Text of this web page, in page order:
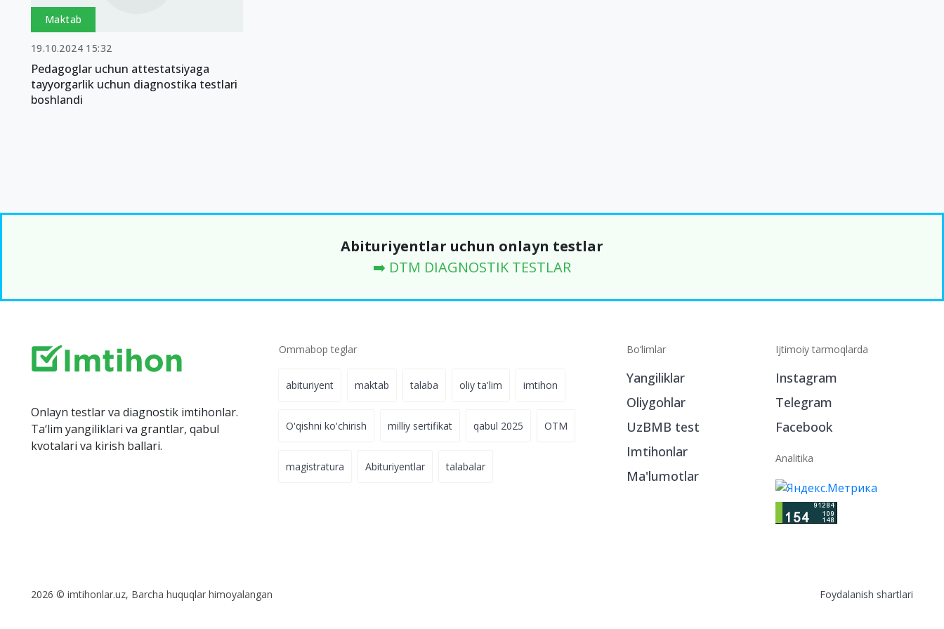
Maktab
19.10.2024 15:32
Pedagoglar uchun attestatsiyaga
tayyorgarlik uchun diagnostika testlari
boshlandi
Abituriyentlar uchun onlayn testlar
➡️ DTM DIAGNOSTIK TESTLAR
Onlayn testlar va diagnostik imtihonlar.
Ta‘lim yangiliklari va grantlar, qabul
kvotalari va kirish ballari.
Ommabop teglar
abituriyent maktab talaba oliy ta'lim imtihon
O'qishni ko'chirish milliy sertifikat qabul 2025 OTM
magistratura Abituriyentlar talabalar
Bo‘limlar
Yangiliklar
Oliygohlar
UzBMB test
Imtihonlar
Ma'lumotlar
Ijtimoiy tarmoqlarda
Instagram
Telegram
Facebook
Analitika
2026 © imtihonlar.uz, Barcha huquqlar himoyalangan Foydalanish shartlari